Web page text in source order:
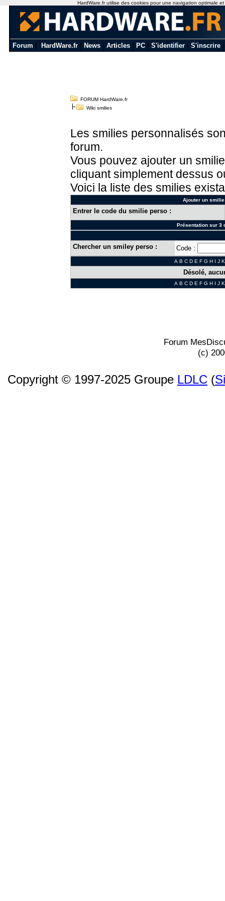
Forum HardWare.fr News Articles PC S'identifier S'inscrire
FORUM HardWare.fr
Wiki smilies
Les smilies personnalisés
forum.
Vous pouvez ajouter un
cliquant simplement dessus
Voici la liste des smilies
Ajouter un
Entrer le code du smilie perso :
Présentation sur 3
Chercher un smiley perso : Code :
A B C D E F G H I J K
Désolé,
A B C D E F G H I J K
Forum
(c)
Copyright © 1997-2025 Groupe LDLC (
HardWare.fr utilise des cookies pour une navigation optimale